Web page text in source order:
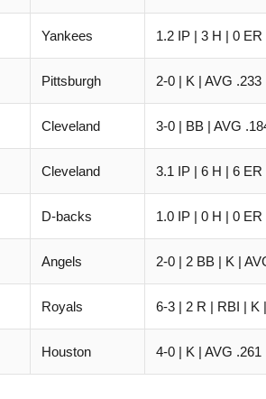
Yankees 1.2 IP | 3 H | 0
Pittsburgh 2-0 | K | AVG .233
Cleveland 3-0 | BB | AVG
Cleveland 3.1 IP | 6 H | 6
D-backs 1.0 IP | 0 H | 0
Angels 2-0 | 2 BB | K |
Royals 6-3 | 2 R | RBI | K
Houston 4-0 | K | AVG .261